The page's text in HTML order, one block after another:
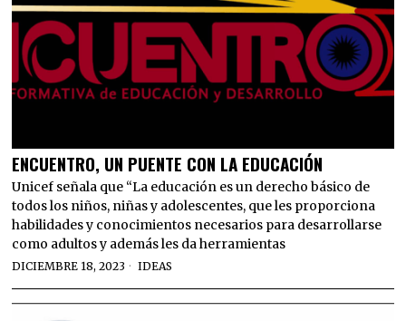
ENCUENTRO, UN PUENTE CON LA EDUCACIÓN
Unicef señala que “La educación es un derecho básico de
todos los niños, niñas y adolescentes, que les proporciona
habilidades y conocimientos necesarios para desarrollarse
como adultos y además les da herramientas
DICIEMBRE 18, 2023 IDEAS